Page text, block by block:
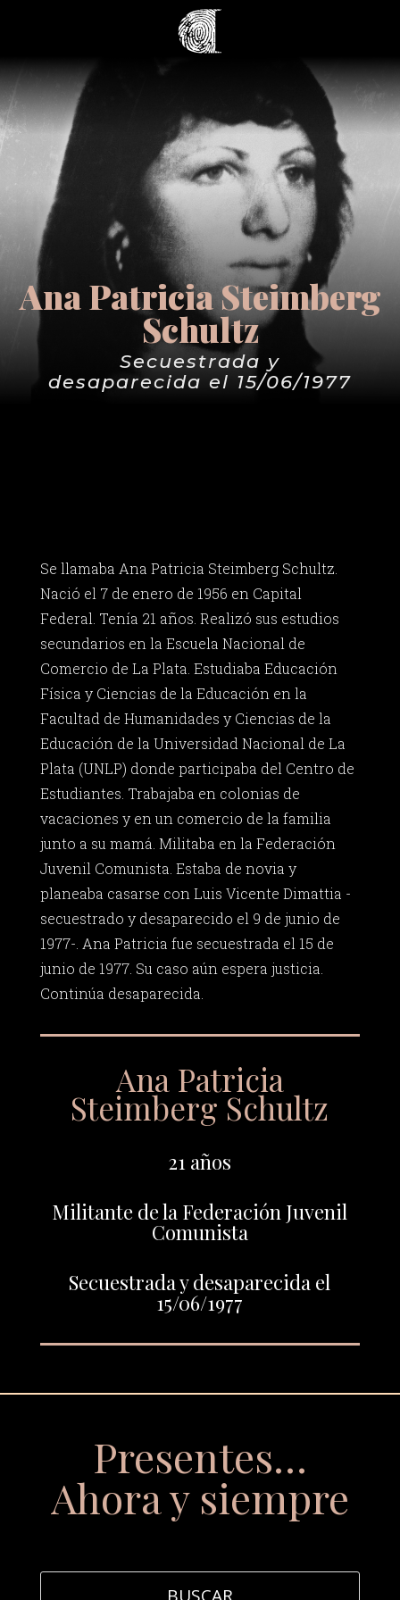
Ana Patricia Steimberg
Schultz
Secuestrada y
desaparecida el 15/06/1977
Se llamaba Ana Patricia Steimberg Schultz.
Nació el 7 de enero de 1956 en Capital
Federal. Tenía 21 años. Realizó sus estudios
secundarios en la Escuela Nacional de
Comercio de La Plata. Estudiaba Educación
Física y Ciencias de la Educación en la
Facultad de Humanidades y Ciencias de la
Educación de la Universidad Nacional de La
Plata (UNLP) donde participaba del Centro de
Estudiantes. Trabajaba en colonias de
vacaciones y en un comercio de la familia
junto a su mamá. Militaba en la Federación
Juvenil Comunista. Estaba de novia y
planeaba casarse con Luis Vicente Dimattia -
secuestrado y desaparecido el 9 de junio de
1977-. Ana Patricia fue secuestrada el 15 de
junio de 1977. Su caso aún espera justicia.
Continúa desaparecida.
Ana Patricia
Steimberg Schultz
21 años
Militante de la Federación Juvenil
Comunista
Secuestrada y desaparecida el
15/06/1977
Presentes…
Ahora y siempre